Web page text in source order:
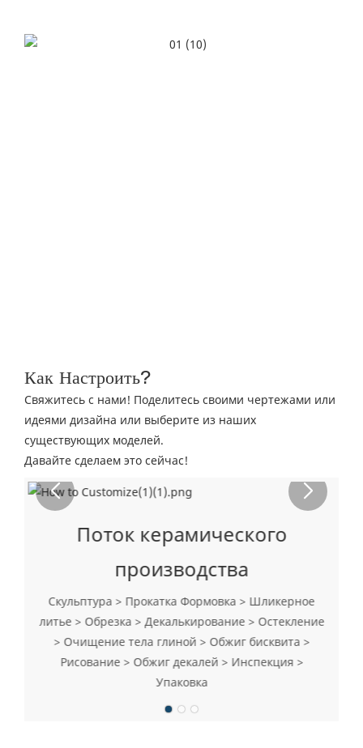
Как Настроить?
Свяжитесь с нами! Поделитесь своими чертежами или
идеями дизайна или выберите из наших
существующих моделей.
Давайте сделаем это сейчас!
Поток керамического
производства
Скульптура > Прокатка Формовка > Шликерное
литье > Обрезка > Декалькирование > Остекление
> Очищение тела глиной > Обжиг бисквита >
Рисование > Обжиг декалей > Инспекция >
Упаковка